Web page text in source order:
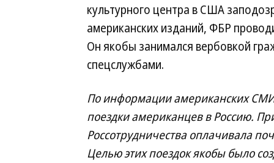
культурного центра в США
американских изданий, ФБР
Он якобы занимался вербовкой
спецслужбами.
По информации американских
поездки американцев в Россию.
Россотрудничества оплачивала
Целью этих поездок якобы было